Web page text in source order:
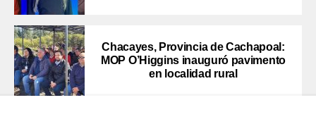
Chacayes, Provincia de Cachapoal:
MOP O’Higgins inauguró pavimento
en localidad rural